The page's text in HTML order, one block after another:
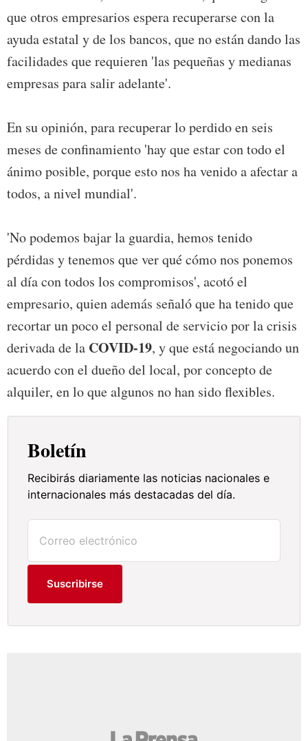
que otros empresarios espera recuperarse con la
ayuda estatal y de los bancos, que no están dando las
facilidades que requieren 'las pequeñas y medianas
empresas para salir adelante'.
En su opinión, para recuperar lo perdido en seis
meses de confinamiento 'hay que estar con todo el
ánimo posible, porque esto nos ha venido a afectar a
todos, a nivel mundial'.
'No podemos bajar la guardia, hemos tenido
pérdidas y tenemos que ver qué cómo nos ponemos
al día con todos los compromisos', acotó el
empresario, quien además señaló que ha tenido que
recortar un poco el personal de servicio por la crisis
derivada de la COVID-19, y que está negociando un
acuerdo con el dueño del local, por concepto de
alquiler, en lo que algunos no han sido flexibles.
Boletín
Recibirás diariamente las noticias nacionales e
internacionales más destacadas del día.
Suscribirse